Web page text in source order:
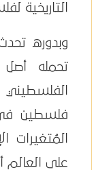
التاريخية
وبدوره
تحمله
فلسطين في
المُتغيرات
على العالم